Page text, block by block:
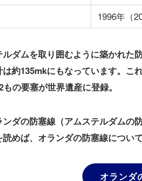
1996年（
ダムを取り囲むように築かれた
約135mkにもなっています。こ
の要塞が世界遺産に登録。
ンダの防塞線（アムステルダムの
めば、オランダの防塞線につい
オランダ